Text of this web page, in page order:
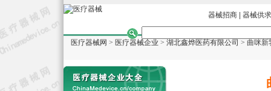
器械招商 器械供求
医疗器械网 > 医疗器械企业 > 湖北鑫烨医药有限公司 > 曲咪新